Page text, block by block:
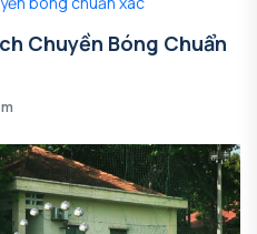
Chuyền Bóng Chuẩn